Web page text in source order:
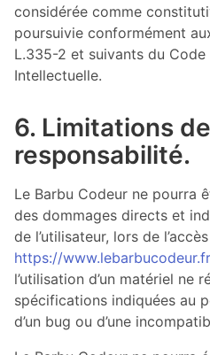
considérée comme
poursuivie conformément
L.335-2 et suivants du
Intellectuelle.
6. Limitations de
responsabilité.
Le Barbu Codeur ne pourra
des dommages directs et
de l’utilisateur, lors de
https://www.lebarbucodeur.fr
l’utilisation d’un matériel ne
spécifications indiquées au
d’un bug ou d’une